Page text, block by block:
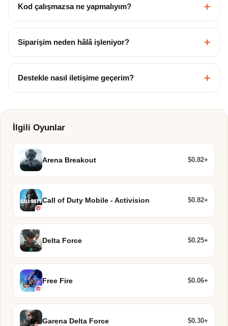
Kod çalışmazsa ne yapmalıyım? +
Siparişim neden hâlâ işleniyor? +
Destekle nasıl iletişime geçerim? +
İlgili Oyunlar
Arena Breakout $0.82+
Call of Duty Mobile - Activision $0.82+
Delta Force $0.25+
Free Fire $0.06+
Garena Delta Force $0.30+